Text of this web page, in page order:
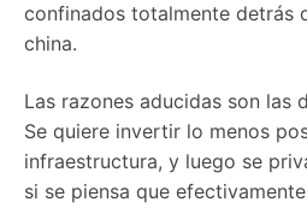
confinados totalmente detrás
china.
Las razones aducidas son las
Se quiere invertir lo menos
infraestructura, y luego se
si se piensa que